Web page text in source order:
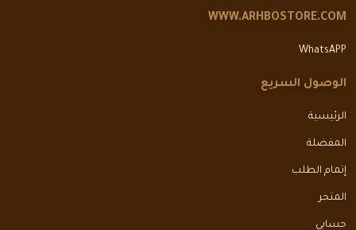
WWW.ARHBOSTORE.COM
WhatsAPP
الوصول السريع
الرئيسية
المفضلة
إتمام الطلب
المتجر
حسابي